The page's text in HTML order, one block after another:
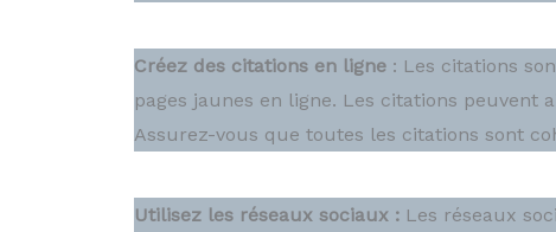
Créez des citations en ligne : Les citations
pages jaunes en ligne. Les citations
Assurez-vous que toutes les citations sont
Utilisez les réseaux sociaux :Les réseaux